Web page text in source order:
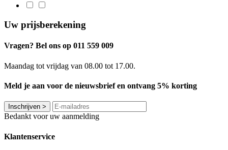
Uw prijsberekening
Vragen? Bel ons op 011 559 009
Maandag tot vrijdag van 08.00 tot 17.00.
Meld je aan voor de nieuwsbrief en ontvang 5% korting
Inschrijven >
Bedankt voor uw aanmelding
Klantenservice